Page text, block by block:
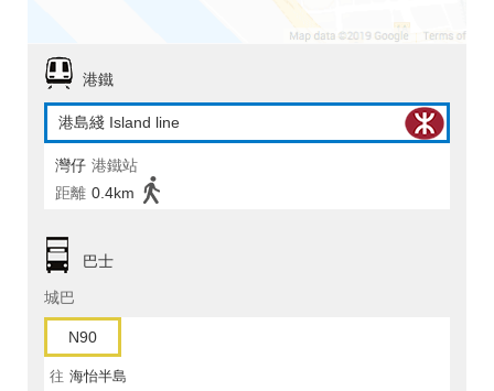
港鐵
港島綫 Island line
灣仔 港鐵站
距離 0.4km
巴士
城巴
N90
往 海怡半島